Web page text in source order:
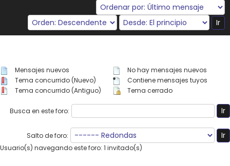
Mensajes nuevos
Tema concurrido (Nuevo)
Tema concurrido (Antiguo)
No hay mensajes nuevos
Contiene mensajes tuyos
Tema cerrado
Busca en este foro:
Salto de foro:
Usuario(s) navegando este foro: 1 invitado(s)